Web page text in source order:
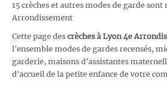
15 crèches et autres modes de garde sont
Arrondissement
Cette page des crèches à Lyon 4e
l'ensemble modes de gardes recensés,
garderie, maisons d'assistantes
d'accueil de la petite enfance de votre